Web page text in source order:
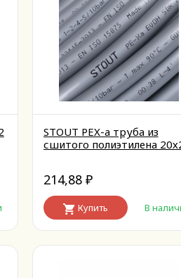
STOUT PEX-a труба из
сшитого полиэтилена
214,88 ₽
Купить В